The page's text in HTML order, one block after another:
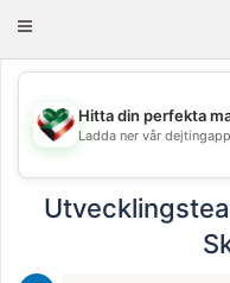
Toggle
💖
Hitta din perfekta
Ladda ner vår